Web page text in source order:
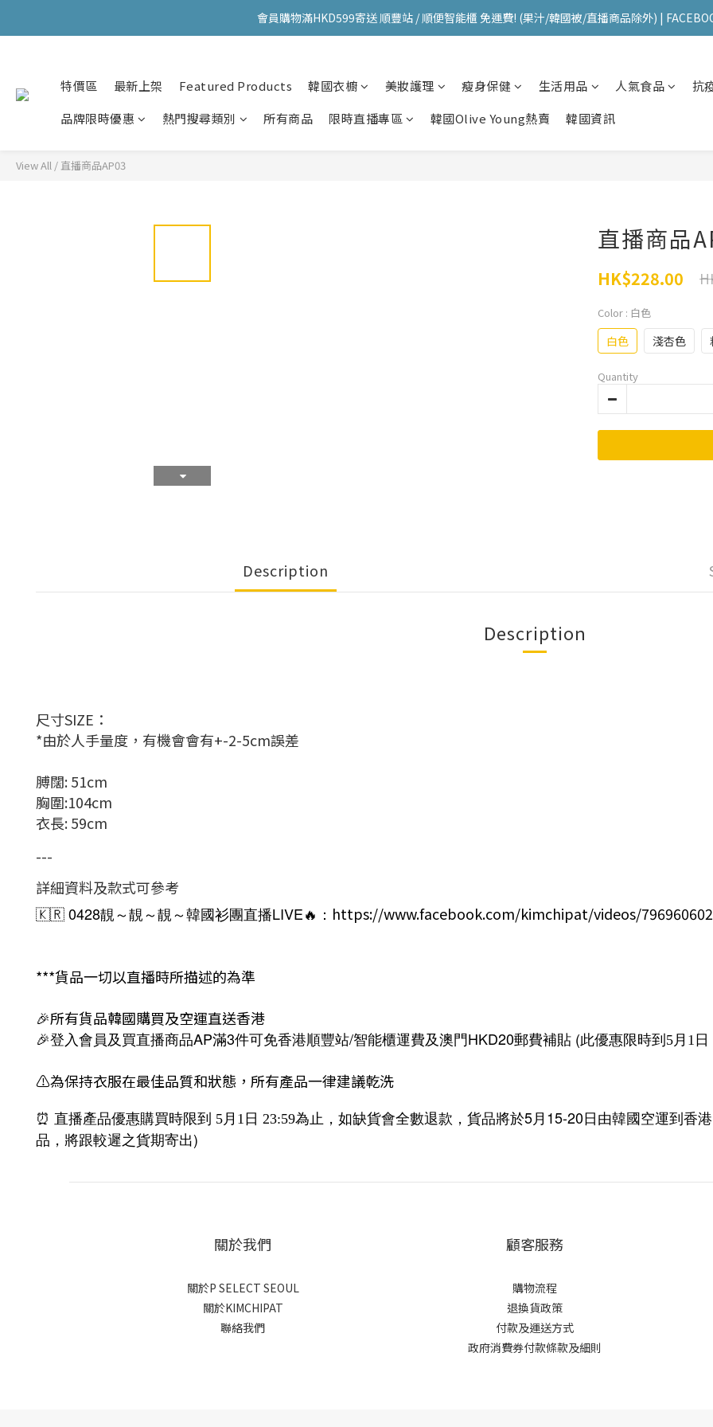
會員購物滿HKD599寄送 順豐站 / 順便智能櫃 免運費! (果汁/韓國被/直播商品除外) |
會員購物滿HKD599寄送 順豐站 / 順便智能櫃 免運費! (果汁/韓國被/直播商品除外) |
會員購物滿HKD599寄送 順豐站 / 順便智能櫃 免運費! (果汁/韓國被/直播商品除外) |
特價區 最新上架 Featured Products 韓國衣櫥 美妝護理 瘦身保健 生活用品 人氣食品 抗
品牌限時優惠
熱門搜尋類別 所有商品 限時直播專區 韓國Olive Young熱賣 韓國資訊
View All /直播商品AP03
直播商品
HK$228.00
Color : 白色
白色 淺杏色
Quantity
Description
Description
尺寸SIZE：
*由於人手量度，有機會會有+-2-5cm誤差
膊闊: 51cm
胸圍:104cm
衣長: 59cm
---
詳細資料及款式可參考
🇰🇷 0428靚～靚～靚～韓國衫團直播LIVE🔥： https://www.facebook.com/kimchipat/videos/
***貨品一切以直播時所描述的為準
🎉所有貨品韓國購買及空運直送香港
🎉登入會員及買直播商品AP滿3件可免香港順豐站/智能櫃運費及澳門HKD20郵費補貼 (此優惠限時到5月1
⚠️為保持衣服在最佳品質和狀態，所有產品一律建議乾洗
⏰ 直播產品優惠購買時限到 5月1日 23:59為止 ，如缺貨會全數退款，貨品將於5月15-20日 由韓國空運到香港
品，將跟較遲之貨期寄出)
關於我們
關於P SELECT SEOUL
關於KIMCHIPAT
聯絡我們
顧客服務
購物流程
退換貨政策
付款及運送方式
政府消費券付款條款及細則